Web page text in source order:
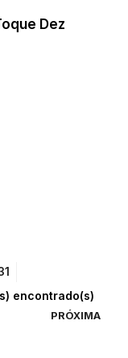
Dez
encontrado(s)
PRÓXIMA